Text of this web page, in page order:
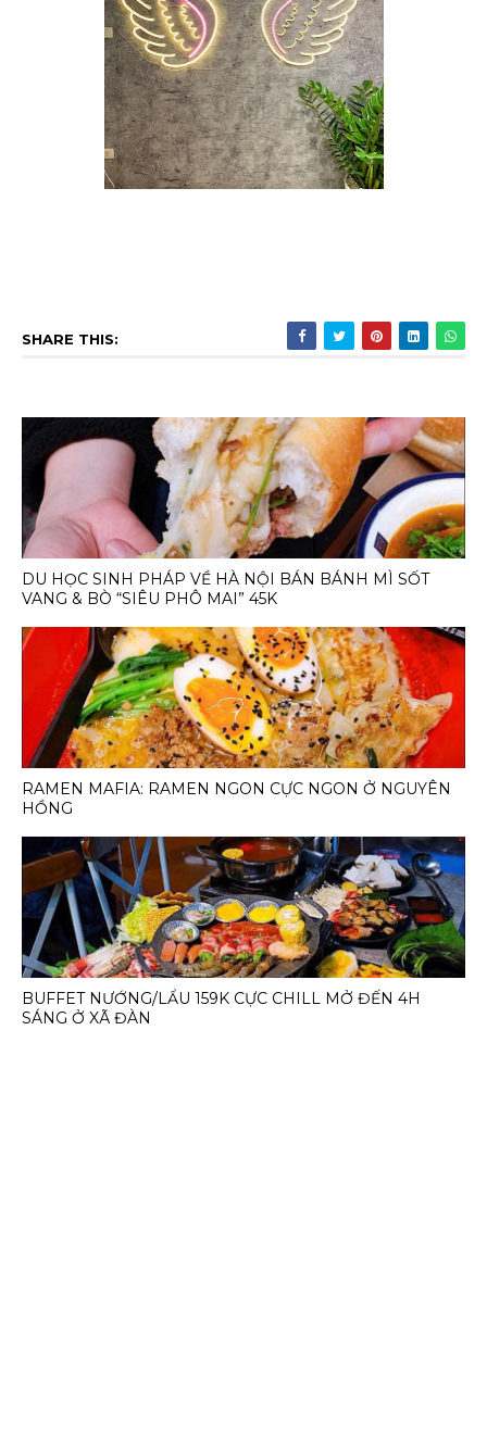
SHARE THIS:
DU HỌC SINH PHÁP VỀ HÀ NỘI BÁN BÁNH MÌ SỐT
VANG & BÒ “SIÊU PHÔ MAI” 45K
RAMEN MAFIA: RAMEN NGON CỰC NGON Ở NGUYÊN
HỒNG
BUFFET NƯỚNG/LẨU 159K CỰC CHILL MỞ ĐẾN 4H
SÁNG Ở XÃ ĐÀN